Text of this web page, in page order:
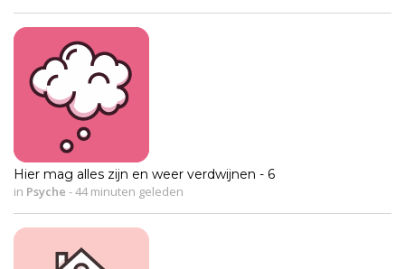
Hier mag alles zijn en weer verdwijnen - 6
in Psyche -44 minuten geleden